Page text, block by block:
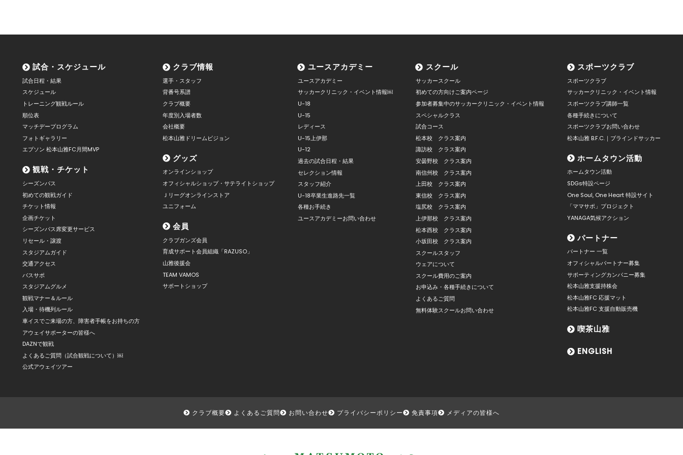
試合・スケジュール
試合日程・結果
スケジュール
トレーニング観戦ルール
順位表
マッチデープログラム
フォトギャラリー
エプソン 松本山雅FC月間MVP
観戦・チケット
シーズンパス
初めての観戦ガイド
チケット情報
企画チケット
シーズンパス席変更サービス
リセール・譲渡
スタジアムガイド
交通アクセス
バスサポ
スタジアムグルメ
観戦マナー＆ルール
入場・待機列ルール
車イスでご来場の方、障害者手帳をお持ちの方
アウェイサポーターの皆様へ
DAZNで観戦
よくあるご質問（試合観戦について）￼
公式アウェイツアー
クラブ情報
選手・スタッフ
背番号系譜
クラブ概要
年度別入場者数
会社概要
松本山雅ドリームビジョン
グッズ
オンラインショップ
オフィシャルショップ・サテライトショップ
Ｊリーグオンラインストア
ユニフォーム
会員
クラブガンズ会員
育成サポート会員組織「RAZUSO」
山雅後援会
TEAM VAMOS
サポートショップ
ユースアカデミー
ユースアカデミー
サッカークリニック・イベント情報￼
U-18
U-15
レディース
U-15上伊那
U-12
過去の試合日程・結果
セレクション情報
スタッフ紹介
U-18卒業生進路先一覧
各種お手続き
ユースアカデミーお問い合わせ
スクール
サッカースクール
初めての方向けご案内ページ
参加者募集中のサッカークリニック・イベント情報
スペシャルクラス
試合コース
松本校 クラス案内
諏訪校 クラス案内
安曇野校 クラス案内
南信州校 クラス案内
上田校 クラス案内
東信校 クラス案内
塩尻校 クラス案内
上伊那校 クラス案内
松本西校 クラス案内
小坂田校 クラス案内
スクールスタッフ
ウェアについて
スクール費用のご案内
お申込み・各種手続きについて
よくあるご質問
無料体験スクールお問い合わせ
スポーツクラブ
スポーツクラブ
サッカークリニック・イベント情報
スポーツクラブ講師一覧
各種手続きについて
スポーツクラブお問い合わせ
松本山雅 B.F.C.｜ブラインドサッカー
ホームタウン活動
ホームタウン活動
SDGs特設ページ
One Soul, One Heart 特設サイト
「ママサポ」プロジェクト
YANAGA気候アクション
パートナー
パートナー 一覧
オフィシャルパートナー募集
サポーティングカンパニー募集
松本山雅支援持株会
松本山雅FC 応援マット
松本山雅FC 支援自動販売機
喫茶山雅
ENGLISH
クラブ概要 よくあるご質問 お問い合わせ プライバシーポリシー 免責事項 メディアの皆様へ